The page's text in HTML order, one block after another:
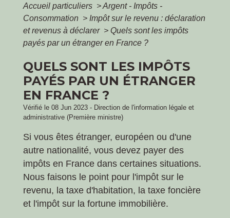
Accueil particuliers >Argent - Impôts -
Consommation > Impôt sur le revenu : déclaration
et revenus à déclarer > Quels sont les impôts
payés par un étranger en France ?
QUELS SONT LES IMPÔTS
PAYÉS PAR UN ÉTRANGER
EN FRANCE ?
Vérifié le 08 Jun 2023 - Direction de l'information légale et
administrative (Première ministre)
Si vous êtes étranger, européen ou d'une
autre nationalité, vous devez payer des
impôts en France dans certaines situations.
Nous faisons le point pour l'impôt sur le
revenu, la taxe d'habitation, la taxe foncière
et l'impôt sur la fortune immobilière.